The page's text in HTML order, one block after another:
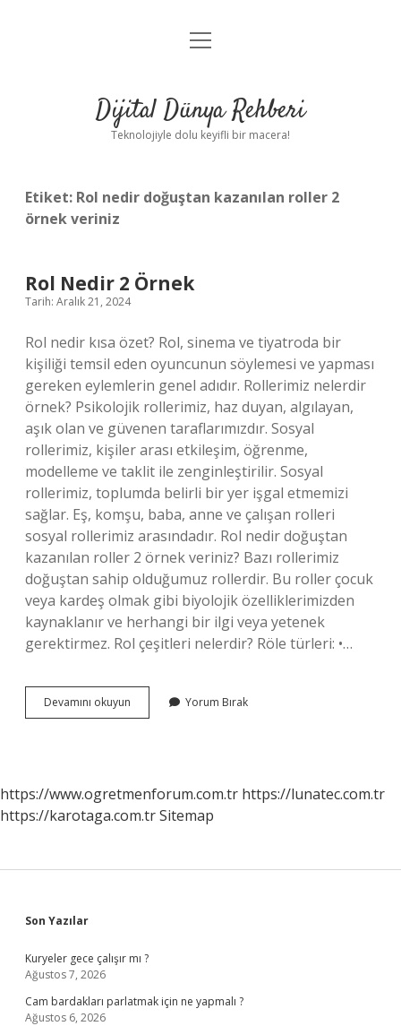
Anasayfa
Yasal Uyarı
menüyü
Dijital Dünya Rehberi
Teknolojiyle dolu keyifli bir macera!
Etiket: Rol nedir doğuştan kazanılan roller 2
örnek veriniz
Rol Nedir 2 Örnek
Tarih: Aralık 21, 2024
Rol nedir kısa özet? Rol, sinema ve tiyatroda bir
kişiliği temsil eden oyuncunun söylemesi ve yapması
gereken eylemlerin genel adıdır. Rollerimiz nelerdir
örnek? Psikolojik rollerimiz, haz duyan, algılayan,
aşık olan ve güvenen taraflarımızdır. Sosyal
rollerimiz, kişiler arası etkileşim, öğrenme,
modelleme ve taklit ile zenginleştirilir. Sosyal
rollerimiz, toplumda belirli bir yer işgal etmemizi
sağlar. Eş, komşu, baba, anne ve çalışan rolleri
sosyal rollerimiz arasındadır. Rol nedir doğuştan
kazanılan roller 2 örnek veriniz? Bazı rollerimiz
doğuştan sahip olduğumuz rollerdir. Bu roller çocuk
veya kardeş olmak gibi biyolojik özelliklerimizden
kaynaklanır ve herhangi bir ilgi veya yetenek
gerektirmez. Rol çeşitleri nelerdir? Röle türleri: •…
Devamını okuyun
Nedir
Yorum Bırak
https://www.ogretmenforum.com.tr https://lunatec.com.tr
https://karotaga.com.trSitemap
Sidebar
Son Yazılar
Kuryeler gece çalışır mı ?
Ağustos 7, 2026
Cam bardakları parlatmak için ne yapmalı ?
Ağustos 6, 2026